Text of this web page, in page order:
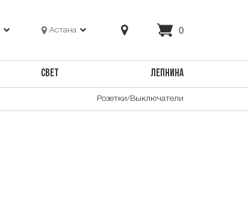
Астана 0
СВЕТ ЛЕПНИНА
Розетки/Выключатели